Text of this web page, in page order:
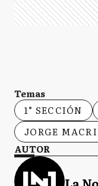
Temas
1° SECCIÓN
JORGE MACRI
AUTOR